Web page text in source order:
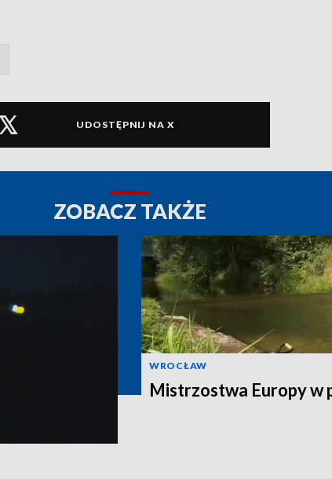
UDOSTĘPNIJ NA X
ZOBACZ TAKŻE
WROCŁAW
Mistrzostwa Europy w